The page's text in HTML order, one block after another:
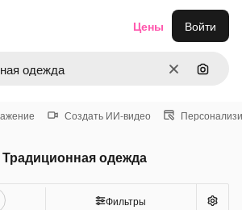
ОчиститьПоиск
Цены Войти
Создать ИИ-видео
одежда
Фильтры